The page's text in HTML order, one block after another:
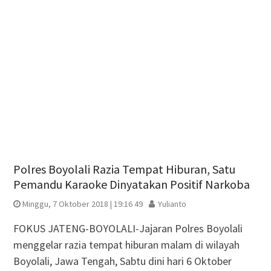
Polres Boyolali Razia Tempat Hiburan, Satu
Pemandu Karaoke Dinyatakan Positif Narkoba
Minggu, 7 Oktober 2018 | 19:16 49 Yulianto
FOKUS JATENG-BOYOLALI-Jajaran Polres Boyolali
menggelar razia tempat hiburan malam di wilayah
Boyolali, Jawa Tengah, Sabtu dini hari 6 Oktober